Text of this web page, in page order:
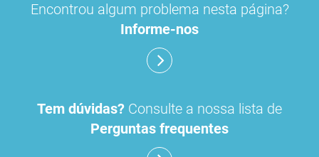
Encontrou algum problema nesta página?
Informe-nos
Tem dúvidas? Consulte a nossa lista de
Perguntas frequentes